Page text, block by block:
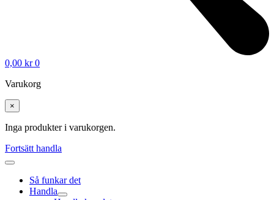
0,00 kr 0
Varukorg
×
Inga produkter i varukorgen.
Fortsätt handla
Så funkar det
Handla